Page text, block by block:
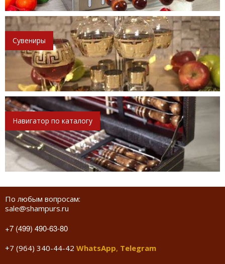
Сувениры
Навигатор по каталогу
По любым вопросам:
sale@shampurs.ru
+7 (499) 490-63-80
+7 (964) 340-44-42 WhatsApp, Telegram